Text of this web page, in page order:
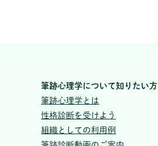
筆跡心理学について知りたい方
筆跡心理学とは
性格診断を受けよう
組織としての利用例